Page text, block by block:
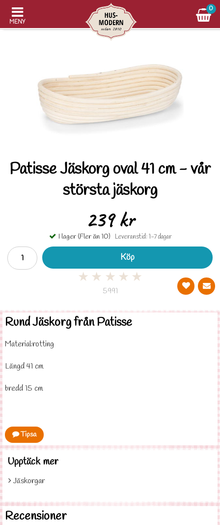
MENY
0
Patisse Jäskorg oval 41 cm - vår
största jäskorg
239 kr
I lager (Fler än 10) Leveranstid: 1-7 dagar
Köp
★ ★ ★ ★ ★
5991
Rund Jäskorg från Patisse
Material:rotting
Längd 41 cm
bredd 15 cm
Tipsa
Upptäck mer
Jäskorgar
Recensioner